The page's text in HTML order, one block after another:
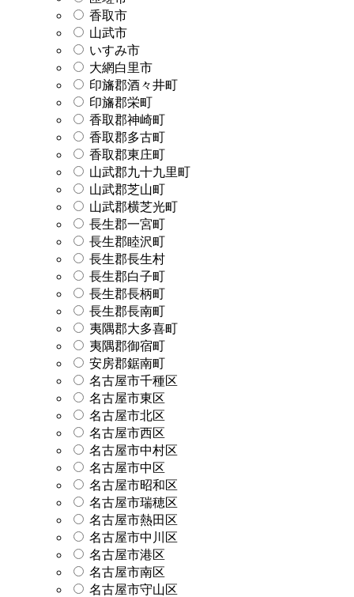
香取市
山武市
いすみ市
大網白里市
印旛郡酒々井町
印旛郡栄町
香取郡神崎町
香取郡多古町
香取郡東庄町
山武郡九十九里町
山武郡芝山町
山武郡横芝光町
長生郡一宮町
長生郡睦沢町
長生郡長生村
長生郡白子町
長生郡長柄町
長生郡長南町
夷隅郡大多喜町
夷隅郡御宿町
安房郡鋸南町
名古屋市千種区
名古屋市東区
名古屋市北区
名古屋市西区
名古屋市中村区
名古屋市中区
名古屋市昭和区
名古屋市瑞穂区
名古屋市熱田区
名古屋市中川区
名古屋市港区
名古屋市南区
名古屋市守山区